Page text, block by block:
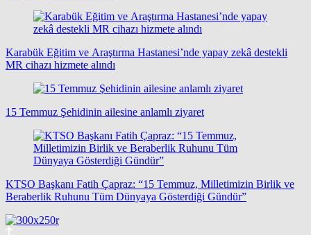
Karabük Eğitim ve Araştırma Hastanesi’nde yapay zekâ destekli
MR cihazı hizmete alındı
15 Temmuz Şehidinin ailesine anlamlı ziyaret
KTSO Başkanı Fatih Çapraz: “15 Temmuz, Milletimizin Birlik ve
Beraberlik Ruhunu Tüm Dünyaya Gösterdiği Gündür”